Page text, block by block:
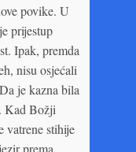
povike. U
prijestup
Ipak, premda
nisu osjećali
je kazna bila
Kad Božji
vatrene stihije
prema